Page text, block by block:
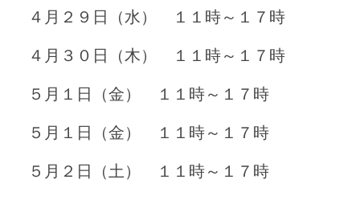
４月２９日（水） １１時～１７時
４月３０日（木） １１時～１７時
５月１日（金） １１時～１７時
５月１日（金） １１時～１７時
５月２日（土） １１時～１７時